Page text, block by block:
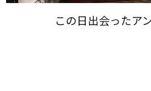
この​日出会った​ア